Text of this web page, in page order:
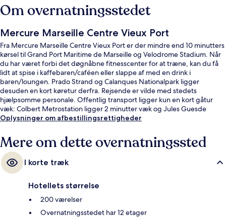
Om overnatningsstedet
Mercure Marseille Centre Vieux Port
Fra Mercure Marseille Centre Vieux Port er der mindre end 10 minutters
kørsel til Grand Port Maritime de Marseille og Velodrome Stadium. Når
du har været forbi det døgnåbne fitnesscenter for at træne, kan du få
lidt at spise i kaffebaren/caféen eller slappe af med en drink i
baren/loungen. Prado Strand og Calanques Nationalpark ligger
desuden en kort køretur derfra. Rejsende er vilde med stedets
hjælpsomme personale. Offentlig transport ligger kun en kort gåtur
væk: Colbert Metrostation ligger 2 minutter væk og Jules Guesde
Metrostation ligger 5 minutter derfra.
Oplysninger om afbestillingsrettigheder
Mere om dette overnatningssted
I korte træk
Hotellets størrelse
200 værelser
Overnatningsstedet har 12 etager